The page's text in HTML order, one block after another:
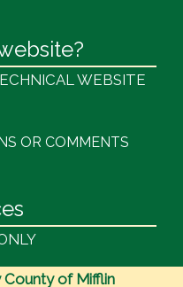
WEBSITE
OR COMMENTS